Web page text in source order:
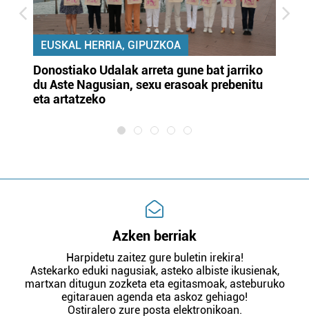
EUSKAL HERRIA, GIPUZKOA
Donostiako Udalak arreta gune bat jarriko
du Aste Nagusian, sexu erasoak prebenitu
eta artatzeko
Azken berriak
Harpidetu zaitez gure buletin irekira!
Astekarko eduki nagusiak, asteko albiste ikusienak,
martxan ditugun zozketa eta egitasmoak, asteburuko
egitarauen agenda eta askoz gehiago!
Ostiralero zure posta elektronikoan.